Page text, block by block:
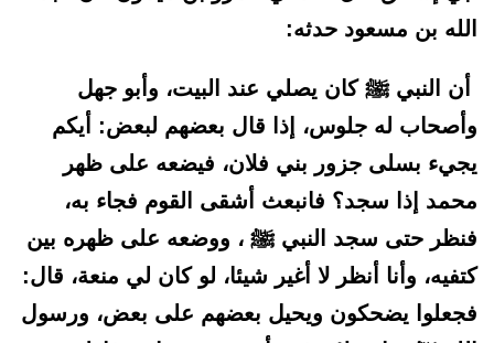
الله بن مسعود حدثه:
أن النبي ﷺ كان يصلي عند البيت، وأبو جهل
وأصحاب له جلوس، إذا قال بعضهم لبعض: أيكم
يجيء بسلى جزور بني فلان، فيضعه على ظهر
محمد إذا سجد؟ فانبعث أشقى القوم فجاء به،
فنظر حتى سجد النبي ﷺ ، ووضعه على ظهره بين
كتفيه، وأنا أنظر لا أغير شيئا، لو كان لي منعة، قال:
فجعلوا يضحكون ويحيل بعضهم على بعض، ورسول